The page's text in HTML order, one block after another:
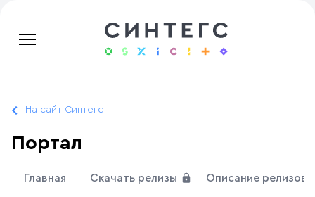
На сайт Синтегс
Портал
Главная Скачать релизы Описание релизов